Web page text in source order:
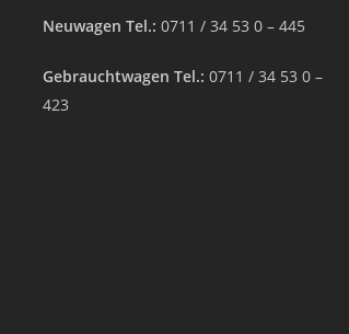
Neuwagen Tel.: 0711 / 34 53 0 – 445
Gebrauchtwagen Tel.: 0711 / 34 53 0 –
423